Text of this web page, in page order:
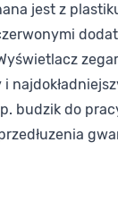
jest z
budzik do